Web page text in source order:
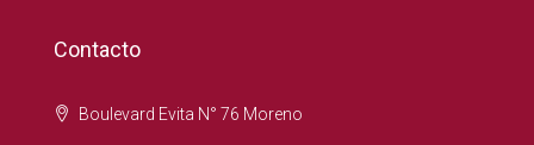
Contacto
Boulevard Evita N° 76 Moreno